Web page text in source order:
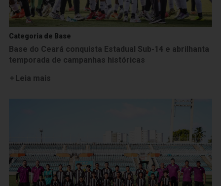
Categoria de Base
Base do Ceará conquista Estadual Sub-14 e abrilhanta
temporada de campanhas históricas
Leia mais